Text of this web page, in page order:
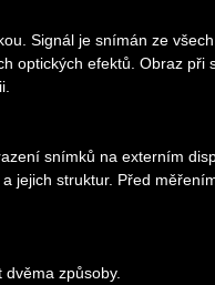
Signál je snímán ze
optických efektů. Obraz
snímků na externím
jejich struktur. Před
způsoby.